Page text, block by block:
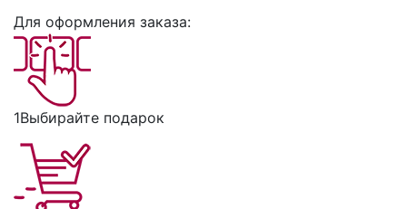
Для оформления заказа:
1Выбирайте подарок